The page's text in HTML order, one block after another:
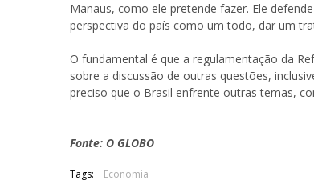
Manaus, como ele pretende fazer. Ele
perspectiva do país como um todo, dar um
O fundamental é que a regulamentação da
sobre a discussão de outras questões,
preciso que o Brasil enfrente outras temas,
Fonte: O GLOBO
Tags: Economia